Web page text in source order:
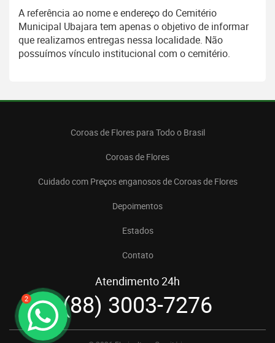
2
A referência ao nome e endereço do Cemitério
Municipal Ubajara tem apenas o objetivo de informar
que realizamos entregas nessa localidade. Não
possuímos vínculo institucional com o cemitério.
Coroas de Flores para Todo o Brasil
Coroas de Flores
Cuidado com Preços enganosos de Coroas de Flores
Depoimentos
Estados
Contato
Atendimento 24h
(88) 3003-7276